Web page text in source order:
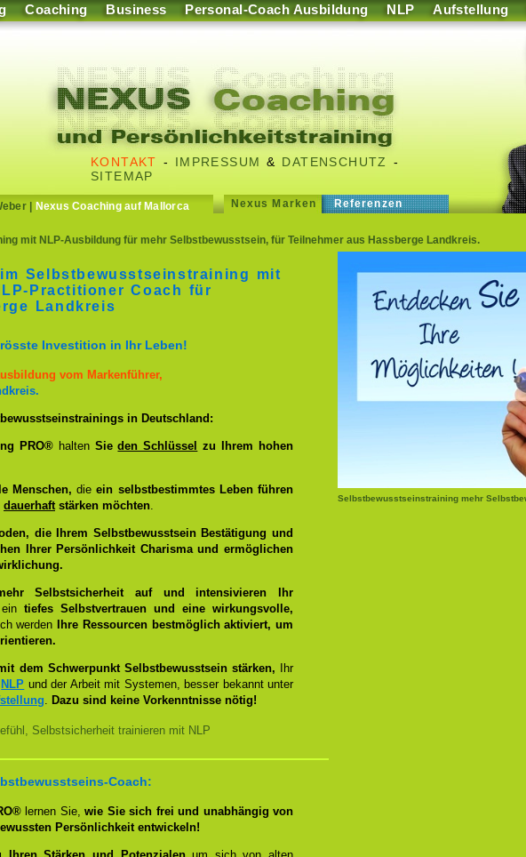
Coaching Business Personal-Coach Ausbildung NLP Aufstellung
KONTAKT - IMPRESSUM & DATENSCHUTZ
-
SITEMAP
| Nexus Coaching auf Mallorca Nexus Marken Referenzen
mit NLP-Ausbildung für mehr Selbstbewusstsein, für Teilnehmer aus Hassberge Landkreis.
Selbstbewusstseinstraining mehr
Selbstbewusstseinstraining mit
Practitioner Coach für
Landkreis
Investition in Ihr Leben!
vom Markenführer,
in Deutschland:
PRO®haltenSieden Schlüssel
zu Ihrem hohen
Menschen, dieein selbstbestimmtes Leben führen
dauerhaftstärken möchten.
die Ihrem Selbstbewusstsein Bestätigung und
Ihrer Persönlichkeit Charisma und ermöglichen
Selbstsicherheit auf und intensivieren Ihr
tiefes Selbstvertrauen und eine wirkungsvolle,
werden
Ihre Ressourcen bestmöglich aktiviert, um
dem Schwerpunkt Selbstbewusstsein stärken, Ihr
NLP und der Arbeit mit Systemen, besser bekannt unter
. Dazu sind keine Vorkenntnisse nötig!
Selbstsicherheit trainieren mit NLP
Coach:
lernen Sie,wie Sie sich frei und unabhängig von
Persönlichkeit entwickeln!